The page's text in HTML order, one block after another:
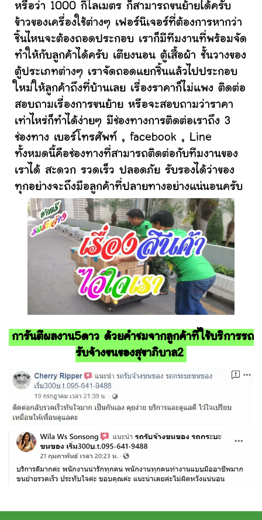
หรือว่า 1000 กิโลเมตร ก็สามารถขนย้ายได้ครับ
ข้าวของเครื่องใช้ต่างๆ เฟอร์นิเจอร์ที่ต้องการหากว่า
ชิ้นไหนจะต้องถอดประกอบ เราก็มีทีมงานที่พร้อมจัด
ทำให้กับลูกค้าได้ครับ เตียงนอน ตู้เสื้อผ้า ชั้นวางของ
ตู้ประเภทต่างๆ เราจัดถอดแยกชิ้นแล้วไปประกอบ
ใหม่ให้ลูกค้าถึงที่บ้านเลย เรื่องราคาก็ไม่แพง ติดต่อ
สอบถามเรื่องการขนย้าย หรือจะสอบถามว่าราคา
เท่าไหร่ก็ทำได้ง่ายๆ มีช่องทางการติดต่อเราถึง 3
ช่องทาง เบอร์โทรศัพท์ , facebook , Line
ทั้งหมดนี้คือช่องทางที่สามารถติดต่อกับทีมงานของ
เราได้ สะดวก รวดเร็ว ปลอดภัย รับรองได้ว่าของ
ทุกอย่างจะถึงมือลูกค้าที่ปลายทางอย่างแน่นอนครับ
การันตีผลงาน5ดาว ด้วยคำชมจากลูกค้าที่ใช้บริการรถ
รับจ้างขนของสุขาภิบาล2